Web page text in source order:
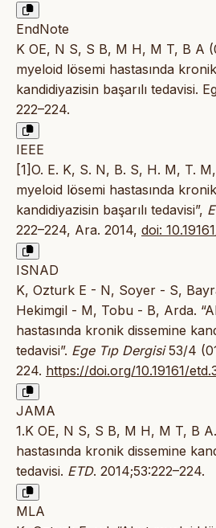
EndNote
K OE, N S, S B, M H, M T, B A
myeloid lösemi hastasında
kandidiyazisin başarılı tedavisi.
222–224.
IEEE
[1]O. E. K, S. N, B. S, H. M, T.
myeloid lösemi hastasında
kandidiyazisin başarılı tedavisi”,
222–224, Ara. 2014, doi:
ISNAD
K, Ozturk E - N, Soyer - S,
Hekimgil - M, Tobu - B, Arda.
hastasında kronik dissemine
tedavisi”. Ege Tıp Dergisi53/4
224. https://doi.org/10.19161/
JAMA
1.K OE, N S, S B, M H, M T, B
hastasında kronik dissemine
tedavisi. ETD. 2014;53:222–224.
MLA